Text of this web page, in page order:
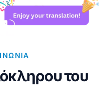
του